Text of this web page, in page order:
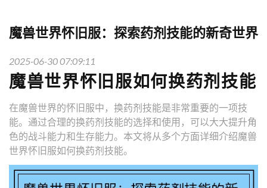
魔兽世界怀旧服：探索药剂技能的新奇世界
2025-06-30 07:09:11
魔兽世界怀旧服如何换药剂技能
在魔兽世界的怀旧服中，换药剂技能是非常重要的一项技
能。通过合理的换药剂技能的选择和使用，可以大大提升角
色的战斗能力和生存能力。本文将从多个方面详细介绍魔兽
世界怀旧服如何换药剂技能。